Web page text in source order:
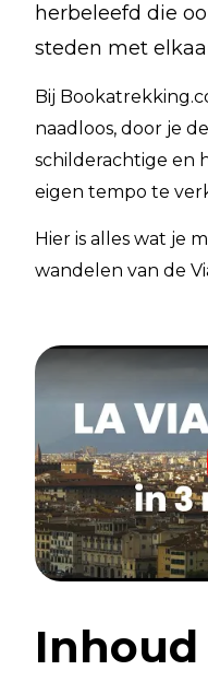
herbeleefd die
steden met
Bij
naadloos, door je
schilderachtige en
eigen tempo te
Hier is alles wat je
wandelen van de
Inhoud